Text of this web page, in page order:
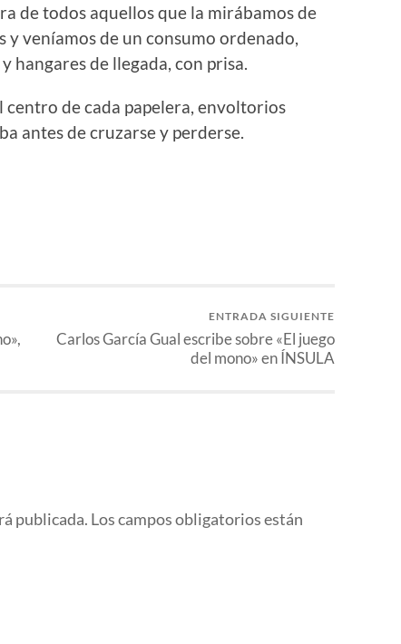
de todos aquellos que la mirábamos de
veníamos de un consumo ordenado,
hangares de llegada, con prisa.
centro de cada papelera, envoltorios
antes de cruzarse y perderse.
ENTRADA SIGUIENTE
Carlos García Gual escribe sobre «El juego
del mono» en ÍNSULA
publicada. Los campos obligatorios están